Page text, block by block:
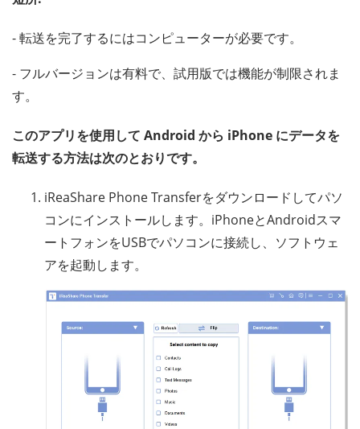
- 転送を完了するにはコンピューターが必要です。
- フルバージョンは有料で、試用版では機能が制限されま
す。
このアプリを使用して Android から iPhone にデータを
転送する方法は次のとおりです。
iReaShare Phone Transferをダウンロードしてパソ
コンにインストールします。iPhoneとAndroidスマ
ートフォンをUSBでパソコンに接続し、ソフトウェ
アを起動します。